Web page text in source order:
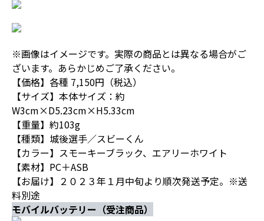
※画像はイメージです。実際の商品とは異なる場合がご
ざいます。あらかじめご了承ください。
【価格】各種 7,150円（税込）
【サイズ】本体サイズ：約
W3cm×D5.23cm×H5.33cm
【重量】約103g
【種類】城後選手／スビーくん
【カラー】スモーキーブラック、エアリーホワイト
【素材】PC＋ASB
【お届け】２０２３年１月中旬より順次発送予定。※送
料別途
モバイルバッテリー（受注商品）